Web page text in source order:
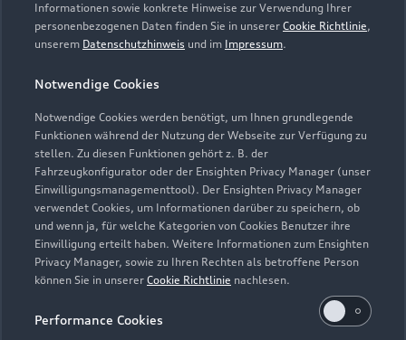
Informationen sowie konkrete Hinweise zur Verwendung Ihrer
personenbezogenen Daten finden Sie in unserer Cookie Richtlinie,
unserem Datenschutzhinweis und im Impressum.
Notwendige Cookies
Notwendige Cookies werden benötigt, um Ihnen grundlegende
Funktionen während der Nutzung der Webseite zur Verfügung zu
stellen. Zu diesen Funktionen gehört z. B. der
Fahrzeugkonfigurator oder der Ensighten Privacy Manager (unser
Einwilligungsmanagementtool). Der Ensighten Privacy Manager
verwendet Cookies, um Informationen darüber zu speichern, ob
und wenn ja, für welche Kategorien von Cookies Benutzer ihre
Einwilligung erteilt haben. Weitere Informationen zum Ensighten
Privacy Manager, sowie zu Ihren Rechten als betroffene Person
können Sie in unserer Cookie Richtlinie nachlesen.
Performance Cookies
Zurück nach oben
Modelle
Alle Modelle
Modelle vergleichen
Elektromodelle
Kaufen & leasen
Gebrauchtwagensuche
Service & Zubehör